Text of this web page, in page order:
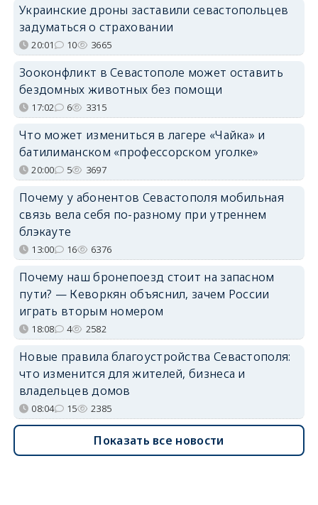
Украинские дроны заставили севастопольцев
задуматься о страховании
20:01 10 3665
Зооконфликт в Севастополе может оставить
бездомных животных без помощи
17:02 6 3315
Что может измениться в лагере «Чайка» и
батилиманском «профессорском уголке»
20:00 5 3697
Почему у абонентов Севастополя мобильная
связь вела себя по-разному при утреннем
блэкауте
13:00 16 6376
Почему наш бронепоезд стоит на запасном
пути? — Кеворкян объяснил, зачем России
играть вторым номером
18:08 4 2582
Новые правила благоустройства Севастополя:
что изменится для жителей, бизнеса и
владельцев домов
08:04 15 2385
Показать все новости